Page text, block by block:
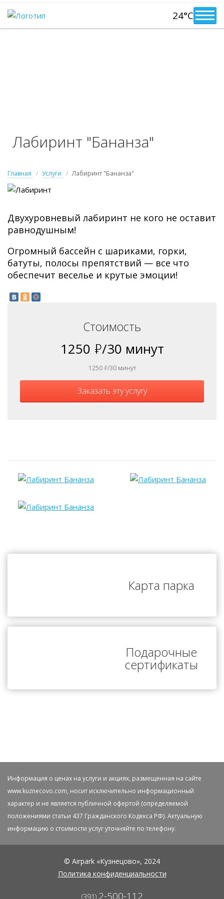
24°C
Лабиринт "Бананза"
Главная Услуги Лабиринт "Бананза"
Двухуровневый лабиринт не кого не оставит
равнодушным!
Огромный бассейн с шариками, горки,
батуты, полосы препятствий — все что
обеспечит веселье и крутые эмоции!
Стоимость
1250 ь/30 минут
1250 ь/30 минут
Заказать эту услугу
Карта парка
Подарочные
сертификаты
Информация о ценах на услуги и акциях, размещенная на сайте
www.kuznecovo.com, носит исключительно информационный
характер и не является публичной офертой (определяемой
положениями статьи 437 Гражданского Кодекса РФ). Актуальную
информацию о стоимости услуг уточняйте по телефону.
© Airpark «Кузнецово», 2024
Политика конфиденциальности
(391) 2-500-112